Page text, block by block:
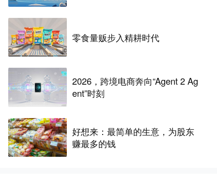
零食量贩步入精耕时代
2026，跨境电商奔向“Agent 2 Ag
ent”时刻
好想来：最简单的生意，为股东
赚最多的钱